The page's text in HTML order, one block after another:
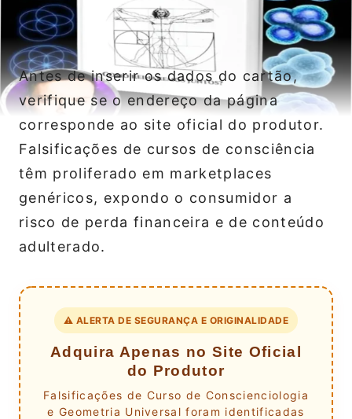
Antes de inserir os dados do cartão,
verifique se o endereço da página
corresponde ao site oficial do produtor.
Falsificações de cursos de consciência
têm proliferado em marketplaces
genéricos, expondo o consumidor a
risco de perda financeira e de conteúdo
adulterado.
⚠️ ALERTA DE SEGURANÇA E ORIGINALIDADE
Adquira Apenas no Site Oficial
do Produtor
Falsificações de Curso de Conscienciologia
e Geometria Universal foram identificadas